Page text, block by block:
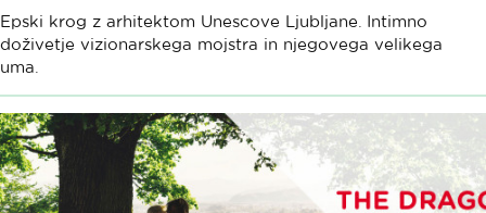
Epski krog z arhitektom Unescove Ljubljane. Intimno
doživetje vizionarskega mojstra in njegovega velikega
uma.